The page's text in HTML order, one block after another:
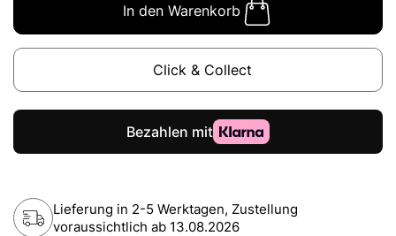
In den Warenkorb
Click & Collect
Lieferung in 2-5 Werktagen, Zustellung
voraussichtlich ab 13.08.2026